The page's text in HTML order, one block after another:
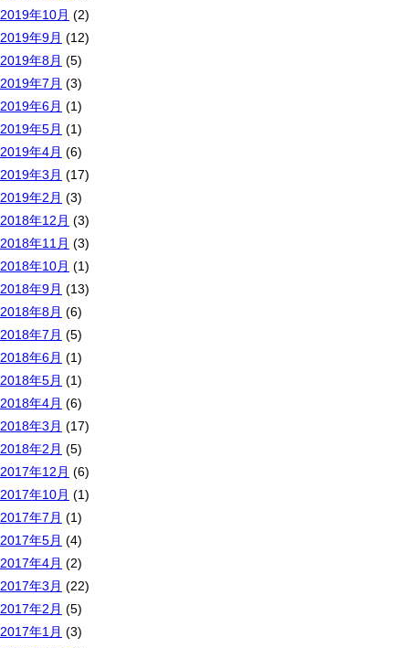
2019年10月 (2)
2019年9月 (12)
2019年8月 (5)
2019年7月 (3)
2019年6月 (1)
2019年5月 (1)
2019年4月 (6)
2019年3月 (17)
2019年2月 (3)
2018年12月 (3)
2018年11月 (3)
2018年10月 (1)
2018年9月 (13)
2018年8月 (6)
2018年7月 (5)
2018年6月 (1)
2018年5月 (1)
2018年4月 (6)
2018年3月 (17)
2018年2月 (5)
2017年12月 (6)
2017年10月 (1)
2017年7月 (1)
2017年5月 (4)
2017年4月 (2)
2017年3月 (22)
2017年2月 (5)
2017年1月 (3)